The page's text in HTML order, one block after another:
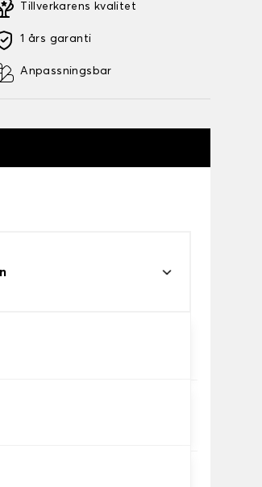
Tillverkarens kvalitet
1 års garanti
Anpassningsbar